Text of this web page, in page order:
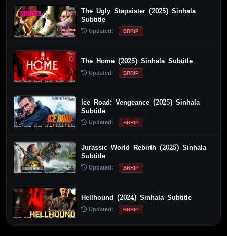
The Ugly Stepsister (2025) Sinhala
Subtitle
Updated: BRRIP
The Home (2025) Sinhala Subtitle
Updated: BRRIP
Ice Road: Vengeance (2025) Sinhala
Subtitle
Updated: BRRIP
Jurassic World Rebirth (2025) Sinhala
Subtitle
Updated: BRRIP
Hellhound (2024) Sinhala Subtitle
Updated: BRRIP